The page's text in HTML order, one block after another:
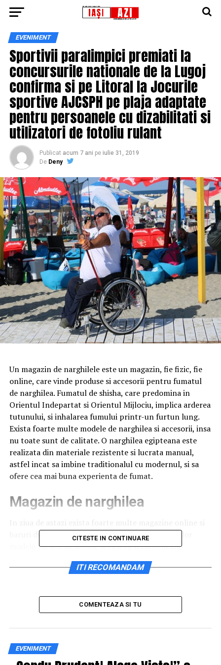
EVENIMENT
Sportivii paralimpici premiati la
concursurile nationale de la Lugoj
confirma si pe Litoral la Jocurile
sportive AJCSPH pe plaja adaptate
pentru persoanele cu dizabilitati si
utilizatori de fotoliu rulant
Publicat acum 7 ani pe iulie 31, 2019
De Deny
Un magazin de narghilele este un magazin, fie fizic, fie
online, care vinde produse si accesorii pentru fumatul
de narghilea. Fumatul de shisha, care predomina in
Orientul Indepartat si Orientul Mijlociu, implica arderea
tutunului, si inhalarea fumului printr-un furtun lung.
Exista foarte multe modele de narghilea si accesorii, insa
nu toate sunt de calitate. O narghilea egipteana este
realizata din materiale rezistente si lucrata manual,
astfel incat sa imbine traditionalul cu modernul, si sa
ofere cea mai buna experienta de fumat.
Magazin de narghilea
baruri de narghilea, care pun la dispozitia clientilor
modele variate de shisha, accesorii si carbuni. Un
urmatoarele articole:
narghilea completa
adaptor pentru furtun secundar
creuzet
sticla
furtun
CITESTE IN CONTINUARE
ITI RECOMANDAM
COMENTEAZA SI TU
EVENIMENT